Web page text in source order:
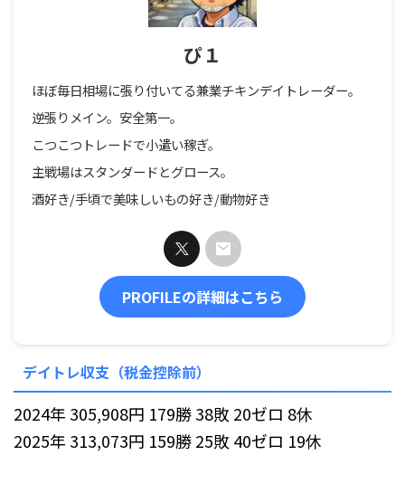
ぴ１
ほぼ毎日相場に張り付いてる兼業チキンデイトレーダー。
逆張りメイン。安全第一。
こつこつトレードで小遣い稼ぎ。
主戦場はスタンダードとグロース。
酒好き/手頃で美味しいもの好き/動物好き
PROFILEの詳細はこちら
デイトレ収支（税金控除前）
2024年 305,908円 179勝 38敗 20ゼロ 8休
2025年 313,073円 159勝 25敗 40ゼロ 19休